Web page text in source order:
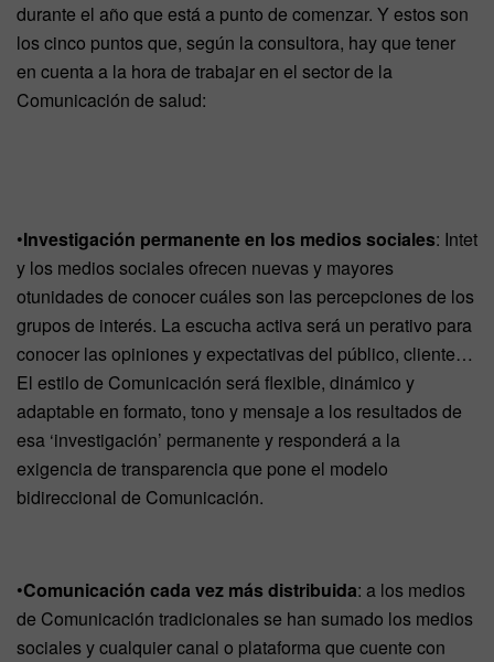
durante el año que está a punto de comenzar. Y estos son
los cinco puntos que, según la consultora, hay que tener
en cuenta a la hora de trabajar en el sector de la
Comunicación de salud:
•Investigación permanente en los medios sociales: Intet
y los medios sociales ofrecen nuevas y mayores
otunidades de conocer cuáles son las percepciones de los
grupos de interés. La escucha activa será un perativo para
conocer las opiniones y expectativas del público, cliente…
El estilo de Comunicación será flexible, dinámico y
adaptable en formato, tono y mensaje a los resultados de
esa ‘investigación’ permanente y responderá a la
exigencia de transparencia que pone el modelo
bidireccional de Comunicación.
•Comunicación cada vez más distribuida: a los medios
de Comunicación tradicionales se han sumado los medios
sociales y cualquier canal o plataforma que cuente con